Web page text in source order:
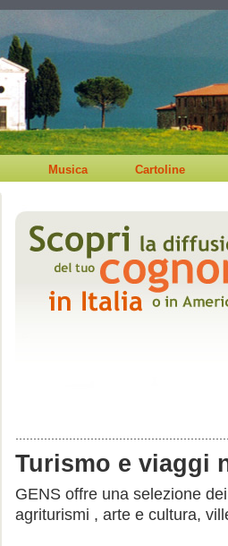
Musica Cartoline
Turismo e viaggi
GENS offre una selezione
agriturismi , arte e cultura,